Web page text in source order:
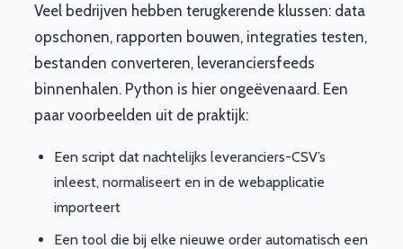
Veel bedrijven hebben terugkerende klussen: data
opschonen, rapporten bouwen, integraties testen,
bestanden converteren, leveranciersfeeds
binnenhalen. Python is hier ongeëvenaard. Een
paar voorbeelden uit de praktijk:
Een script dat nachtelijks leveranciers-CSV’s
inleest, normaliseert en in de webapplicatie
importeert
Een tool die bij elke nieuwe order automatisch een